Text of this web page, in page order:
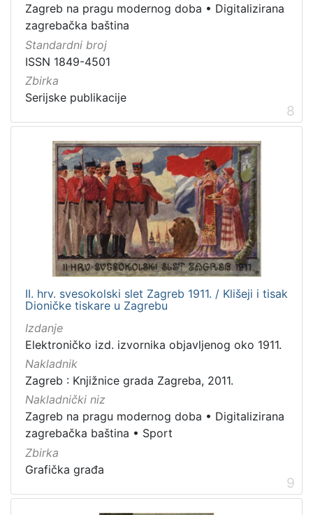
Zagreb na pragu modernog doba • Digitalizirana
zagrebačka baština
Standardni broj
ISSN 1849-4501
Zbirka
Serijske publikacije
8
II. hrv. svesokolski slet Zagreb 1911. / Klišeji i tisak
Dioničke tiskare u Zagrebu
Izdanje
Elektroničko izd. izvornika objavljenog oko 1911.
Nakladnik
Zagreb : Knjižnice grada Zagreba, 2011.
Nakladnički niz
Zagreb na pragu modernog doba • Digitalizirana
zagrebačka baština • Sport
Zbirka
Grafička građa
9